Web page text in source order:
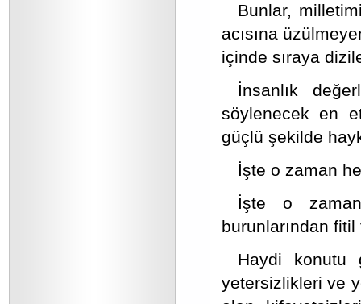
Bunlar,
acısına
içinde sıraya
İnsanlık
söylenecek en
güçlü şekilde
İşte o zaman
İşte o
burunlarından
Haydi konutu
yetersizlikleri ve